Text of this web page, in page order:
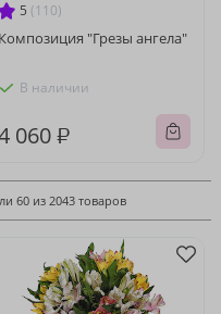
5 (110)
Композиция "Грезы ангела"
В наличии
060 ₽
60 из 2043 товаров